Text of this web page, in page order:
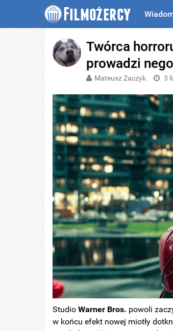
Twórca
prowadzi
Mateusz Zaczyk 3
StudioWarner Bros. powoli
w końcu efekt nowej miotły